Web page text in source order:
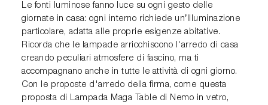
Le fonti luminose fanno luce su ogni gesto delle
giornate in casa: ogni interno richiede un’Illuminazione
particolare, adatta alle proprie esigenze abitative.
Ricorda che le lampade arricchiscono l'arredo di casa
creando peculiari atmosfere di fascino, ma ti
accompagnano anche in tutte le attività di ogni giorno.
Con le proposte d'arredo della firma, come questa
proposta di Lampada Maga Table di Nemo in vetro,